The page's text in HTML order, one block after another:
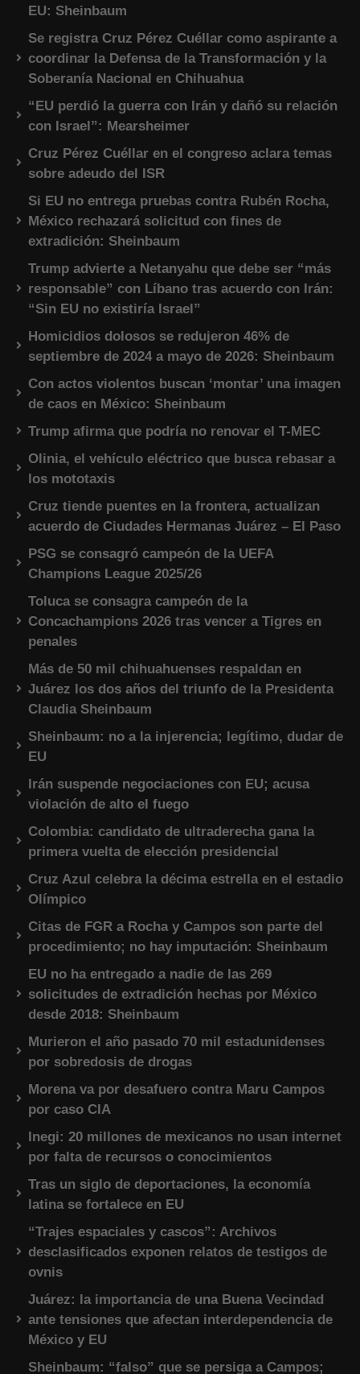
EU: Sheinbaum
Se registra Cruz Pérez Cuéllar como aspirante a
coordinar la Defensa de la Transformación y la
Soberanía Nacional en Chihuahua
“EU perdió la guerra con Irán y dañó su relación
con Israel”: Mearsheimer
Cruz Pérez Cuéllar en el congreso aclara temas
sobre adeudo del ISR
Si EU no entrega pruebas contra Rubén Rocha,
México rechazará solicitud con fines de
extradición: Sheinbaum
Trump advierte a Netanyahu que debe ser “más
responsable” con Líbano tras acuerdo con Irán:
“Sin EU no existiría Israel”
Homicidios dolosos se redujeron 46% de
septiembre de 2024 a mayo de 2026: Sheinbaum
Con actos violentos buscan ‘montar’ una imagen
de caos en México: Sheinbaum
Trump afirma que podría no renovar el T-MEC
Olinia, el vehículo eléctrico que busca rebasar a
los mototaxis
Cruz tiende puentes en la frontera, actualizan
acuerdo de Ciudades Hermanas Juárez – El Paso
PSG se consagró campeón de la UEFA
Champions League 2025/26
Toluca se consagra campeón de la
Concachampions 2026 tras vencer a Tigres en
penales
Más de 50 mil chihuahuenses respaldan en
Juárez los dos años del triunfo de la Presidenta
Claudia Sheinbaum
Sheinbaum: no a la injerencia; legítimo, dudar de
EU
Irán suspende negociaciones con EU; acusa
violación de alto el fuego
Colombia: candidato de ultraderecha gana la
primera vuelta de elección presidencial
Cruz Azul celebra la décima estrella en el estadio
Olímpico
Citas de FGR a Rocha y Campos son parte del
procedimiento; no hay imputación: Sheinbaum
EU no ha entregado a nadie de las 269
solicitudes de extradición hechas por México
desde 2018: Sheinbaum
Murieron el año pasado 70 mil estadunidenses
por sobredosis de drogas
Morena va por desafuero contra Maru Campos
por caso CIA
Inegi: 20 millones de mexicanos no usan internet
por falta de recursos o conocimientos
Tras un siglo de deportaciones, la economía
latina se fortalece en EU
“Trajes espaciales y cascos”: Archivos
desclasificados exponen relatos de testigos de
ovnis
Juárez: la importancia de una Buena Vecindad
ante tensiones que afectan interdependencia de
México y EU
Sheinbaum: “falso” que se persiga a Campos;